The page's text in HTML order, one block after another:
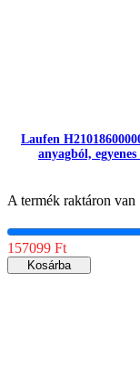
Laufen
anyagból,
A termék raktáron van
157099 Ft
Kosárba